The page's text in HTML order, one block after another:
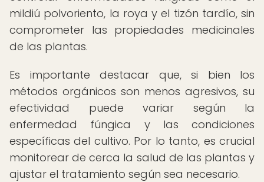
mildiú polvoriento, la roya y el tizón tardío, sin
comprometer las propiedades medicinales
de las plantas.
Es importante destacar que, si bien los
métodos orgánicos son menos agresivos, su
efectividad puede variar según la
enfermedad fúngica y las condiciones
específicas del cultivo. Por lo tanto, es crucial
monitorear de cerca la salud de las plantas y
ajustar el tratamiento según sea necesario.